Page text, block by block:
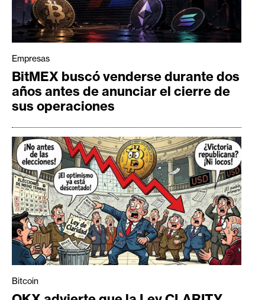
Empresas
BitMEX buscó venderse durante dos
años antes de anunciar el cierre de
sus operaciones
Bitcoin